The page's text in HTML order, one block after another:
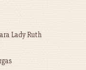
Lady Ruth